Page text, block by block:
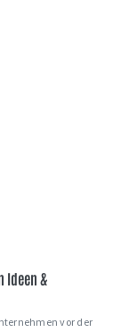
Ideen &
vor der